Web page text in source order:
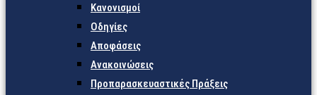
Κανονισμοί
Οδηγίες
Αποφάσεις
Ανακοινώσεις
Προπαρασκευαστικές Πράξεις